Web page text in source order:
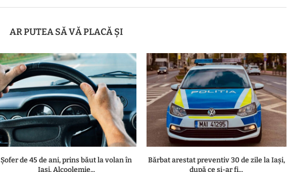
AR PUTEA SĂ VĂ PLACĂ ȘI
Șofer de 45 de ani, prins băut la volan în
Iași. Alcoolemie...
Bărbat arestat preventiv 30 de zile la Iași,
după ce și-ar fi...